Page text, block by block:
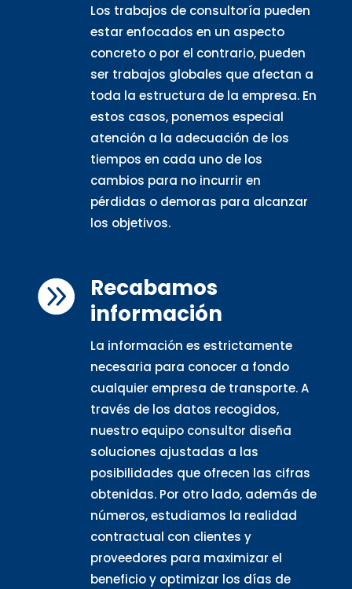
Los trabajos de consultoría pueden
estar enfocados en un aspecto
concreto o por el contrario, pueden
ser trabajos globales que afectan a
toda la estructura de la empresa. En
estos casos, ponemos especial
atención a la adecuación de los
tiempos en cada uno de los
cambios para no incurrir en
pérdidas o demoras para alcanzar
los objetivos.

Recabamos
información
La información es estrictamente
necesaria para conocer a fondo
cualquier empresa de transporte. A
través de los datos recogidos,
nuestro equipo consultor diseña
soluciones ajustadas a las
posibilidades que ofrecen las cifras
obtenidas. Por otro lado, además de
números, estudiamos la realidad
contractual con clientes y
proveedores para maximizar el
beneficio y optimizar los días de